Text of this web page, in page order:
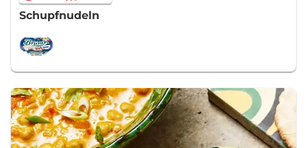
Schupfnudeln